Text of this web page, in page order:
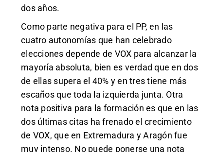
dos años.
Como parte negativa para el PP, en las
cuatro autonomías que han celebrado
elecciones depende de VOX para alcanzar la
mayoría absoluta, bien es verdad que en dos
de ellas supera el 40% y en tres tiene más
escaños que toda la izquierda junta. Otra
nota positiva para la formación es que en las
dos últimas citas ha frenado el crecimiento
de VOX, que en Extremadura y Aragón fue
muy intenso. No puede ponerse una nota